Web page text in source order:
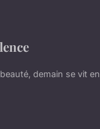
demain se vit